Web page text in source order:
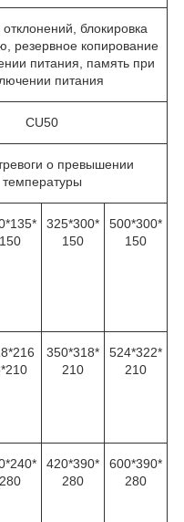
блокировка
резервное копирование
питания, память при
питания
CU50
о превышении
температуры
150
325*300*
150
500*300*
150
350*318*
210
524*322*
210
280
420*390*
280
600*390*
280